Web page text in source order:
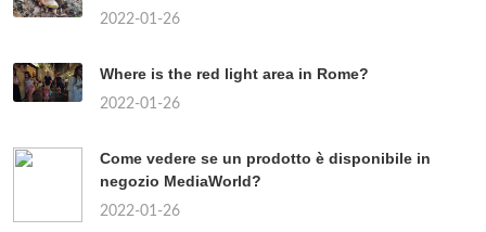
2022-01-26
Where is the red light area in Rome?
2022-01-26
Come vedere se un prodotto è disponibile in
negozio MediaWorld?
2022-01-26